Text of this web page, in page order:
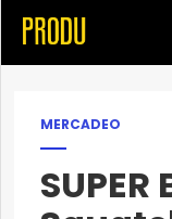
MERCADEO
SUPER